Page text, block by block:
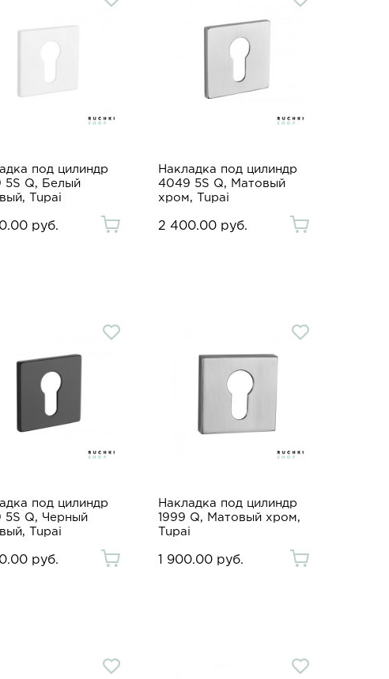
под цилиндр
5S Q, Белый
Tupai
руб.
Накладка под цилиндр
4049 5S Q, Матовый
хром, Tupai
2 400.00 руб.
под цилиндр
5S Q, Черный
Tupai
руб.
Накладка под цилиндр
1999 Q, Матовый хром,
Tupai
1 900.00 руб.